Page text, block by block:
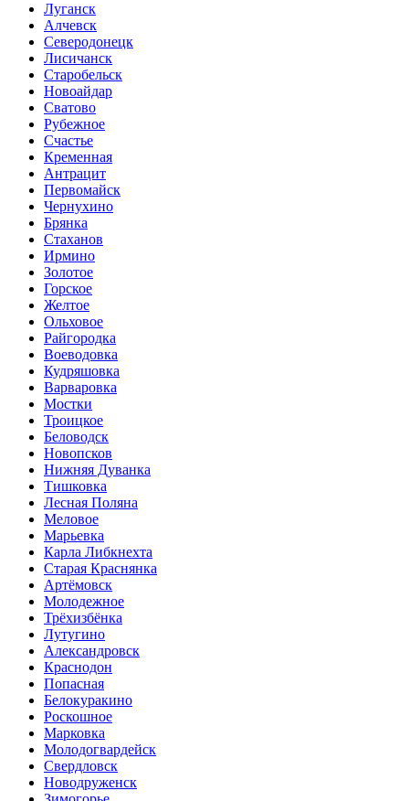
Луганск
Алчевск
Северодонецк
Лисичанск
Старобельск
Новоайдар
Сватово
Рубежное
Счастье
Кременная
Антрацит
Первомайск
Чернухино
Брянка
Стаханов
Ирмино
Золотое
Горское
Желтое
Ольховое
Райгородка
Воеводовка
Кудряшовка
Варваровка
Мостки
Троицкое
Беловодск
Новопсков
Нижняя Дуванка
Тишковка
Лесная Поляна
Меловое
Марьевка
Карла Либкнехта
Старая Краснянка
Артёмовск
Молодежное
Трёхизбёнка
Лутугино
Александровск
Краснодон
Попасная
Белокуракино
Роскошное
Марковка
Молодогвардейск
Свердловск
Новодруженск